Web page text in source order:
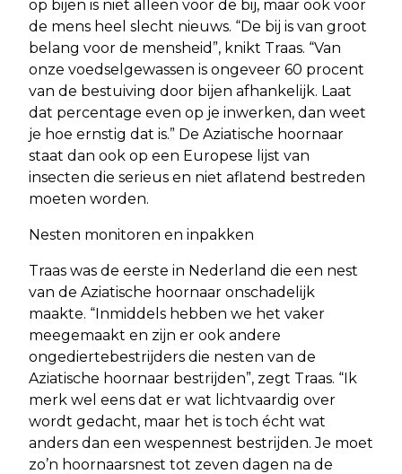
op bijen is niet alleen voor de bij, maar ook voor
de mens heel slecht nieuws. “De bij is van groot
belang voor de mensheid”, knikt Traas. “Van
onze voedselgewassen is ongeveer 60 procent
van de bestuiving door bijen afhankelijk. Laat
dat percentage even op je inwerken, dan weet
je hoe ernstig dat is.” De Aziatische hoornaar
staat dan ook op een Europese lijst van
insecten die serieus en niet aflatend bestreden
moeten worden.
Nesten monitoren en inpakken
Traas was de eerste in Nederland die een nest
van de Aziatische hoornaar onschadelijk
maakte. “Inmiddels hebben we het vaker
meegemaakt en zijn er ook andere
ongediertebestrijders die nesten van de
Aziatische hoornaar bestrijden”, zegt Traas. “Ik
merk wel eens dat er wat lichtvaardig over
wordt gedacht, maar het is toch écht wat
anders dan een wespennest bestrijden. Je moet
zo’n hoornaarsnest tot zeven dagen na de